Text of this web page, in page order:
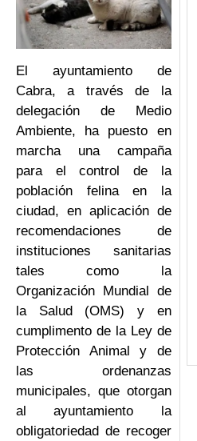
El ayuntamiento de
Cabra, a través de la
delegación de Medio
Ambiente, ha puesto en
marcha una campaña
para el control de la
población felina en la
ciudad, en aplicación de
recomendaciones de
instituciones sanitarias
tales como la
Organización Mundial de
la Salud (OMS) y en
cumplimento de la Ley de
Protección Animal y de
las ordenanzas
municipales, que otorgan
al ayuntamiento la
obligatoriedad de recoger